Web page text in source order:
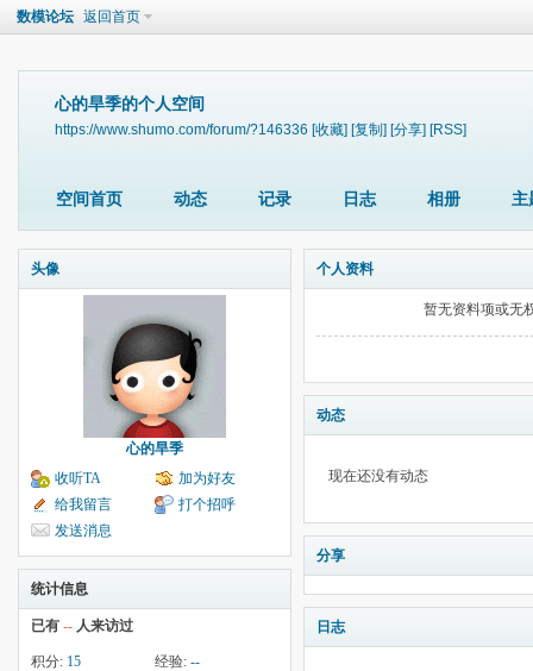
数模论坛 返回首页
心的旱季的个人空间
https://www.shumo.com/forum/?146336 [收藏] [复制] [分享] [RSS]
空间首页 动态 记录 日志 相册 主
头像
心的旱季
收听TA
加为好友
给我留言
打个招呼
发送消息
统计信息
已有 -- 人来访过
积分: 15 经验: --
个人资料
暂无资料项或无
动态
现在还没有动态
分享
日志